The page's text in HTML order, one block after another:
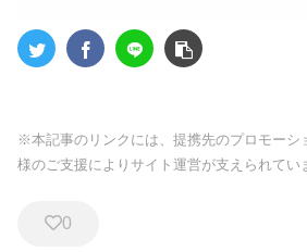
※本記事のリンクには、提携先のプロモーシ
様のご支援によりサイト運営が支えられてい
0